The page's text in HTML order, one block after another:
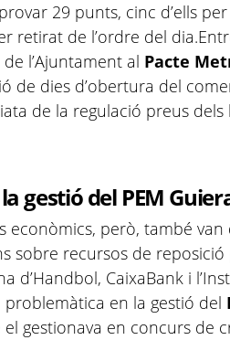
29 punts, cinc d’ells
retirat de l’ordre del
l’Ajuntament al Pacte
de dies d’obertura del
de la regulació preus dels
gestió del PEM
econòmics, però, també
sobre recursos de
d’Handbol, CaixaBank i
en la gestió del
el gestionava en concurs de